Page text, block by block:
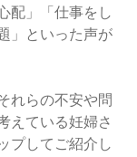
配」「仕事をし
」といった声が
れらの不安や問
えている妊婦さ
プしてご紹介し